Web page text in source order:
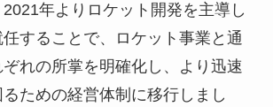
年よりロケット開発を主導し
することで、ロケット事業と通
れの所掌を明確化し、より迅速
ための経営体制に移行しまし